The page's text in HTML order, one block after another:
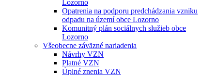
Lozorno
Opatrenia na podporu predchádzania vzniku
odpadu na území obce Lozorno
Komunitný plán sociálnych služieb obce
Lozorno
Všeobecne záväzné nariadenia
Návrhy VZN
Platné VZN
Úplné znenia VZN